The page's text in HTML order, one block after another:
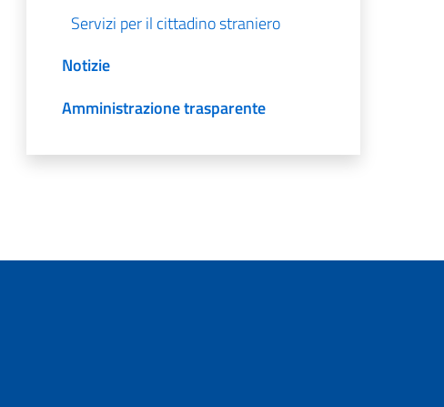
Servizi per il cittadino straniero
Notizie
Amministrazione trasparente